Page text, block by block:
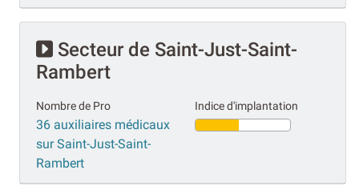
Secteur de Saint-Just-Saint-
Rambert
Nombre de Pro
36 auxiliaires médicaux
sur Saint-Just-Saint-
Rambert
Indice d'implantation